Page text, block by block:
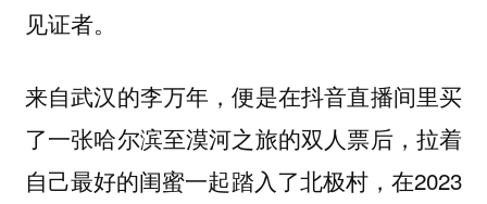
见证者。
来自武汉的李万年，便是在抖音直播间里买
了一张哈尔滨至漠河之旅的双人票后，拉着
自己最好的闺蜜一起踏入了北极村，在2023